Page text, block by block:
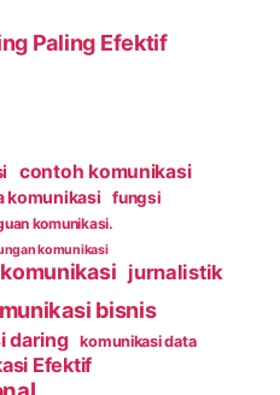
Paling Efektif
contoh komunikasi
komunikasi fungsi
komunikasi.
komunikasi
jurnalistik
bisnis
daring komunikasi data
Efektif